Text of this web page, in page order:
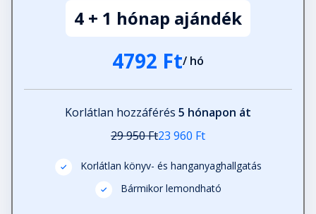
32. rész
Fejezet hossza: 00:09:48
4 + 1 hónap ajándék
4792 Ft/ hó
Korlátlan hozzáférés 5 hónapon át
29 950 Ft23 960 Ft
Korlátlan könyv- és hanganyaghallgatás
Bármikor lemondható